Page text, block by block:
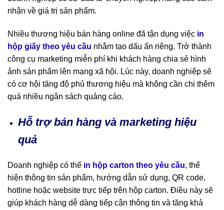
nhận về giá trị sản phẩm.
Nhiều thương hiệu bán hàng online đã tận dụng việc in
hộp giấy theo yêu cầu nhằm tạo dấu ấn riêng. Trở thành
công cụ marketing miễn phí khi khách hàng chia sẻ hình
ảnh sản phẩm lên mạng xã hội. Lúc này, doanh nghiệp sẽ
có cơ hội tăng độ phủ thương hiệu mà không cần chi thêm
quá nhiều ngân sách quảng cáo.
Hỗ trợ bán hàng và marketing hiệu
quả
Doanh nghiệp có thể in hộp carton theo yêu cầu, thể
hiện thông tin sản phẩm, hướng dẫn sử dụng, QR code,
hotline hoặc website trực tiếp trên hộp carton. Điều này sẽ
giúp khách hàng dễ dàng tiếp cận thông tin và tăng khả